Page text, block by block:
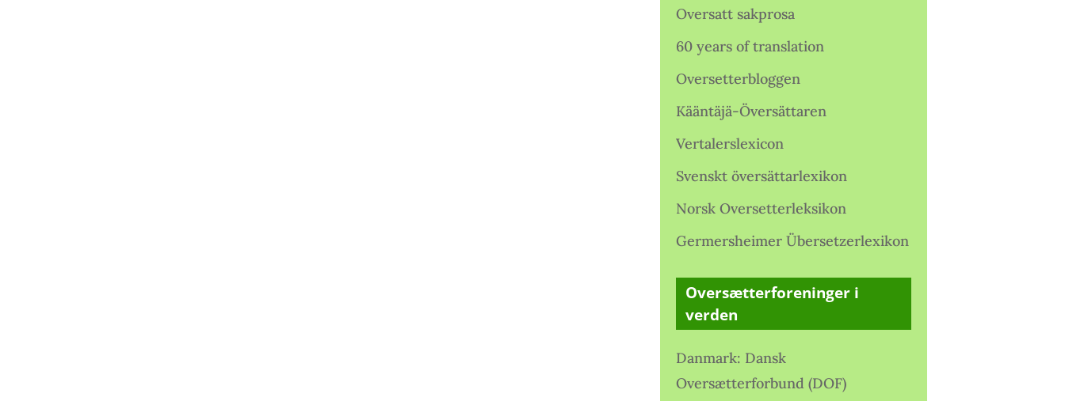
Oversatt sakprosa
60 years of translation
Oversetterbloggen
Kääntäjä-Översättaren
Vertalerslexicon
Svenskt översättarlexikon
Norsk Oversetterleksikon
Germersheimer Übersetzerlexikon
Oversætterforeninger i
verden
Danmark: Dansk
Oversætterforbund (DOF)